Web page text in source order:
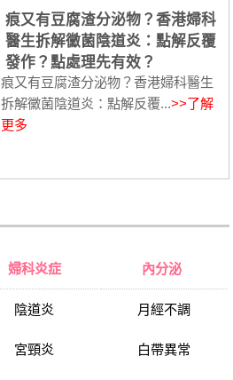
痕又有豆腐渣分泌物？香港婦科
醫生拆解黴菌陰道炎：點解反覆
發作？點處理先有效？
痕又有豆腐渣分泌物？香港婦科醫生
拆解黴菌陰道炎：點解反覆...>>了解
更多
婦科炎症
陰道炎
宮頸炎
內分泌
月經不調
白帶異常